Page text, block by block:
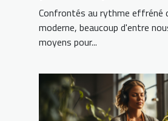
l'hypnothérapie
traitement du
Confrontés au rythme effréné
moderne, beaucoup d'entre
moyens pour...